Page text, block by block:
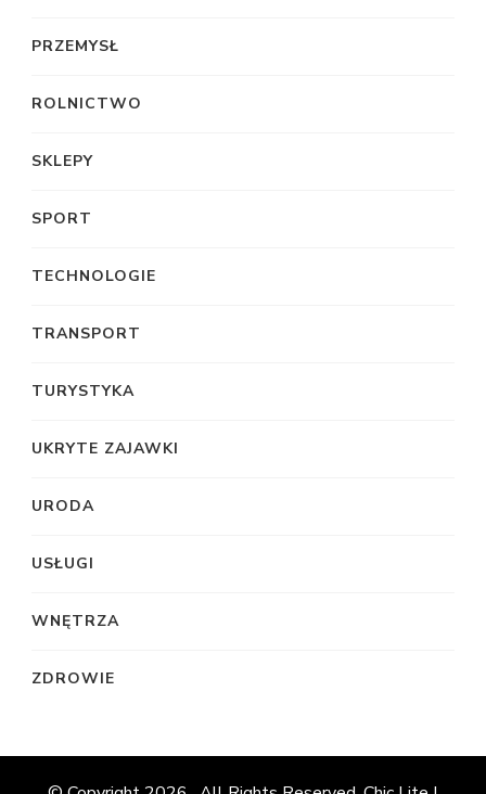
PRZEMYSŁ
ROLNICTWO
SKLEPY
SPORT
TECHNOLOGIE
TRANSPORT
TURYSTYKA
UKRYTE ZAJAWKI
URODA
USŁUGI
WNĘTRZA
ZDROWIE